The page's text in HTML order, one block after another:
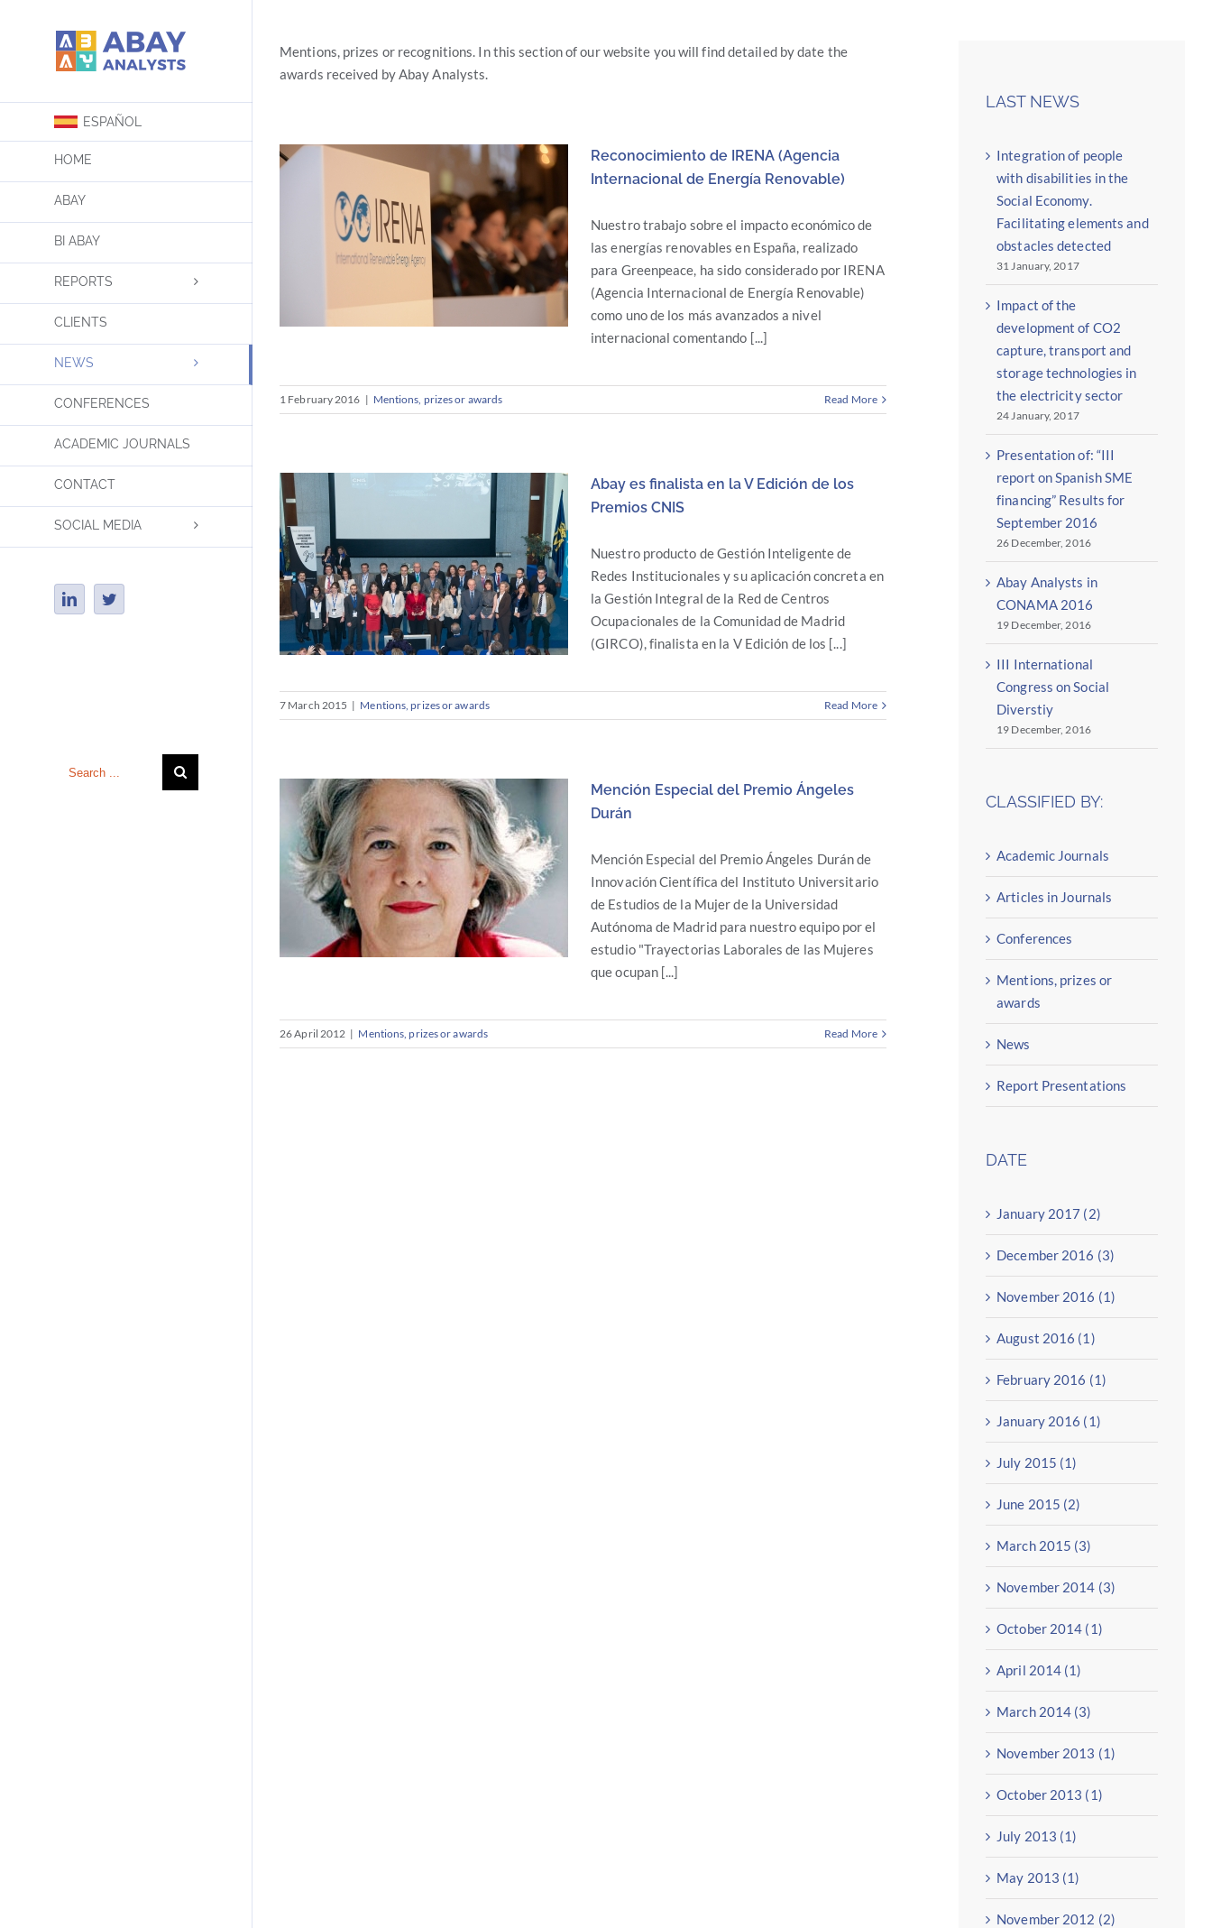
ESPAÑOL
HOME
ABAY
BI ABAY
REPORTS
CLIENTS
NEWS
CONFERENCES
ACADEMIC JOURNALS
CONTACT
SOCIAL MEDIA
LinkedInTwitter
Search
Mentions, prizes or recognitions. In this section of our website you will find detailed by date the
awards received by Abay Analysts.
Reconocimiento de IRENA (Agencia
Reconocimiento de IRENA (Agencia
Internacional de Energía Renovable)
Nuestro trabajo sobre el impacto económico de
las energías renovables en España, realizado
para Greenpeace, ha sido considerado por IRENA
(Agencia Internacional de Energía Renovable)
como uno de los más avanzados a nivel
internacional comentando [...]
1 February 2016 | Mentions, prizes or awards Read More
Abay es finalista en la V Edición de los
Premios CNIS
Nuestro producto de Gestión Inteligente de
Redes Institucionales y su aplicación concreta en
la Gestión Integral de la Red de Centros
Ocupacionales de la Comunidad de Madrid
(GIRCO), finalista en la V Edición de los [...]
7 March 2015 | Mentions, prizes or awards Read More
Mención Especial del Premio
Mención Especial del Premio Ángeles
Durán
Mención Especial del Premio Ángeles Durán de
Innovación Científica del Instituto Universitario
de Estudios de la Mujer de la Universidad
Autónoma de Madrid para nuestro equipo por el
estudio "Trayectorias Laborales de las Mujeres
que ocupan [...]
26 April 2012 | Mentions, prizes or awards Read More
LAST NEWS
Integration of people
with disabilities in the
Social Economy.
Facilitating elements and
obstacles detected
31 January, 2017
Impact of the
development of CO2
capture, transport and
storage technologies in
the electricity sector
24 January, 2017
Presentation of: “III
report on Spanish SME
financing” Results for
September 2016
26 December, 2016
Abay Analysts in
CONAMA 2016
19 December, 2016
III International
Congress on Social
Diverstiy
19 December, 2016
CLASSIFIED BY:
Academic Journals
Articles in Journals
Conferences
Mentions, prizes or
awards
News
Report Presentations
DATE
January 2017 (2)
December 2016 (3)
November 2016 (1)
August 2016 (1)
February 2016 (1)
January 2016 (1)
July 2015 (1)
June 2015 (2)
March 2015 (3)
November 2014 (3)
October 2014 (1)
April 2014 (1)
March 2014 (3)
November 2013 (1)
October 2013 (1)
July 2013 (1)
May 2013 (1)
November 2012 (2)